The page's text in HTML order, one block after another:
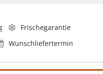
Frischegarantie
Wunschliefertermin